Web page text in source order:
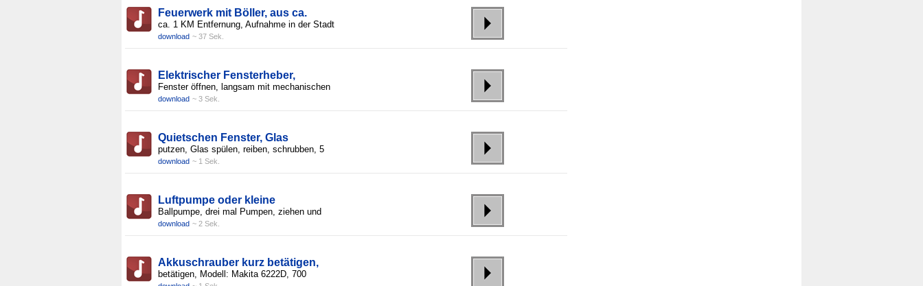
Feuerwerk mit Böller, aus ca.
ca. 1 KM Entfernung, Aufnahme in der Stadt
download ~ 37 Sek.
Elektrischer Fensterheber,
Fenster öffnen, langsam mit mechanischen
download ~ 3 Sek.
Quietschen Fenster, Glas
putzen, Glas spülen, reiben, schrubben, 5
download ~ 1 Sek.
Luftpumpe oder kleine
Ballpumpe, drei mal Pumpen, ziehen und
download ~ 2 Sek.
Akkuschrauber kurz betätigen,
betätigen, Modell: Makita 6222D, 700